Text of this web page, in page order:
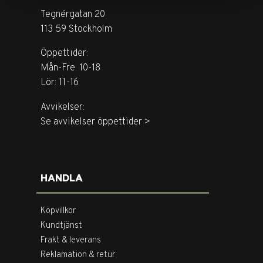
Tegnérgatan 20
113 59 Stockholm
Öppettider:
Mån-Fre: 10-18
Lör: 11-16
Avvikelser:
Se avvikelser öppettider >
HANDLA
Köpvillkor
Kundtjänst
Frakt & leverans
Reklamation & retur